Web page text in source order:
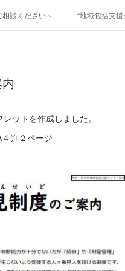
談ください～ “地域包括支
ットを作成しました。
判２ページ